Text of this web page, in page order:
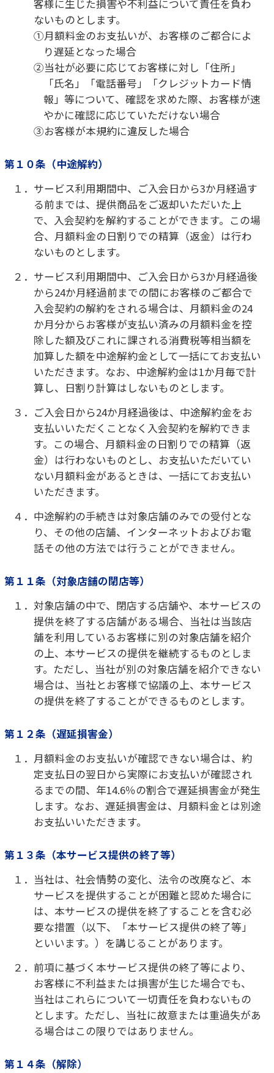
１．本サービスをご利用いただくにあたって、お客様
は以下の行為を行ってはならないものとします。
①本サービスの利用において、虚偽の事実を届け
出し、または提供すること
②営業活動もしくは営利を目的とする行為、ま
たはその準備を目的とする行為等、手段の如
何を問わず、本サービスの運営を妨害するお
それのある行為を行うこと
③第三者もしくは当社を誹謗中傷し、またはそ
の名誉若しくは信用を毀損する行為
④本サービスの提供を受ける権利を第三者に譲
渡すること
１．本サービスの利用に関連して、お客様が本規約に
違反しまたは不正もしくは違法な行為を行った
ことにより、当社または第三者に損害を与えた
場合、お客様はその損害（弁護士費用を含む）
を賠償しなければならないものとします。
２．本サービスの利用に関連して、お客様と第三者と
の間に紛争が生じた場合、お客様はお客様の費
用および負担によりその紛争を解決し、当社に
一切損害を与えないものとします。
第１７条（免責事項）
１．当社は、お客様に対して通知する義務を負う場
合、お客様情報に登録されているメールアドレ
スへ通知を発信することにより、その義務を果
たしたものとします。
２．当社は、お客様がお客様情報の変更届出を行わ
ない場合その他お客様に起因する事由、および
天災、不可避の事故、その他の不可抗力等によ
り、本サービスの提供ができないことについて、
一切の責任を負いません。
第１８条（プライバシーポリシー）
１．当社が知り得たお客様情報の取り扱いについて
は、法令および当社が別途定める個人情報につ
いての基本方針によるものとします。
第１９条（規約の変更）
１．当社は、お客様の承諾なく、本規約を変更する
ことがあります。
への通知は、当社のWebサイトに掲載する方法
で行われ、当該通知内容が当該Webサイトに表
第２０条（準拠法、合意管轄）
１．本規約は、日本国法に基づき解釈されます。
２．本規約に関し訴訟の必要が生じた場合は、東京
簡易裁判所または東京地方裁判所を第一審の専
属的合意管轄裁判所とします。
アイシティ定額プラン 会員規約